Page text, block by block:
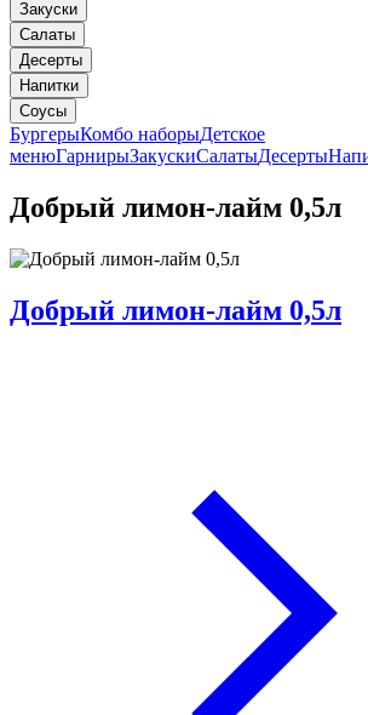
Закуски
Салаты
Десерты
Напитки
Соусы
БургерыКомбо наборыДетское
менюГарнирыЗакускиСалатыДесерты
Добрый лимон-лайм 0,5л
Добрый лимон-лайм 0,5л